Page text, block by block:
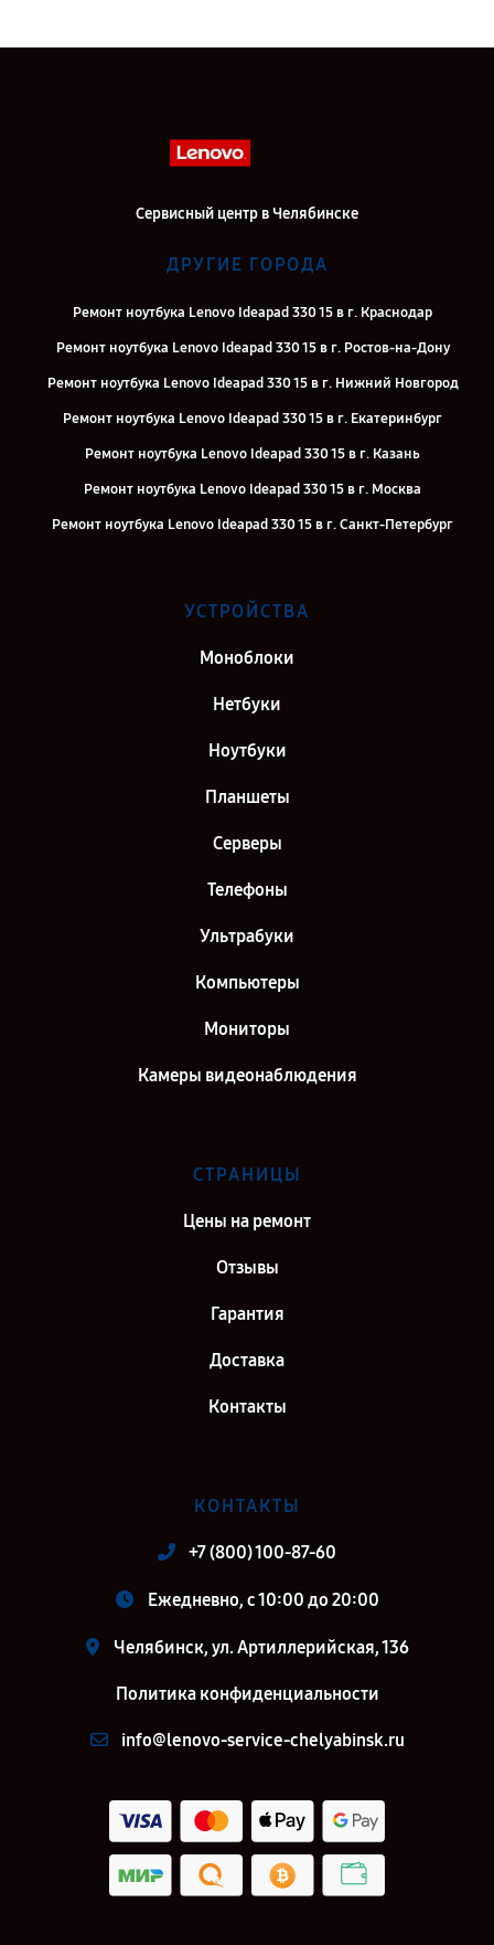
Сервисный центр в Челябинске
ДРУГИЕ ГОРОДА
Ремонт ноутбука Lenovo Ideapad 330 15 в г. Краснодар
Ремонт ноутбука Lenovo Ideapad 330 15 в г. Ростов-на-Дону
Ремонт ноутбука Lenovo Ideapad 330 15 в г. Нижний Новгород
Ремонт ноутбука Lenovo Ideapad 330 15 в г. Екатеринбург
Ремонт ноутбука Lenovo Ideapad 330 15 в г. Казань
Ремонт ноутбука Lenovo Ideapad 330 15 в г. Москва
Ремонт ноутбука Lenovo Ideapad 330 15 в г. Санкт-Петербург
УСТРОЙСТВА
Моноблоки
Нетбуки
Ноутбуки
Планшеты
Серверы
Телефоны
Ультрабуки
Компьютеры
Мониторы
Камеры видеонаблюдения
СТРАНИЦЫ
Цены на ремонт
Отзывы
Гарантия
Доставка
Контакты
КОНТАКТЫ
+7 (800) 100-87-60
Ежедневно, с 10:00 до 20:00
Челябинск, ул. Артиллерийская, 136
Политика конфиденциальности
info@lenovo-service-chelyabinsk.ru